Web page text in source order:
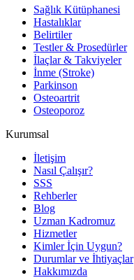
Sağlık Kütüphanesi
Hastalıklar
Belirtiler
Testler & Prosedürler
İlaçlar & Takviyeler
İnme (Stroke)
Parkinson
Osteoartrit
Osteoporoz
Kurumsal
İletişim
Nasıl Çalışır?
SSS
Rehberler
Blog
Uzman Kadromuz
Hizmetler
Kimler İçin Uygun?
Durumlar ve İhtiyaçlar
Hakkımızda